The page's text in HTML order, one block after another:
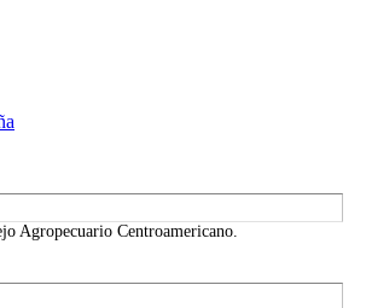
Agropecuario Centroamericano.